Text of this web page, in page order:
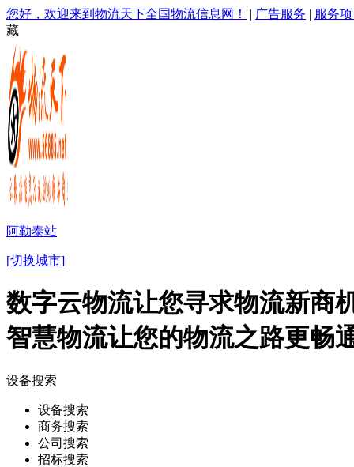
您好，欢迎来到物流天下全国物流信息网！ | 广告服务 | 服务
藏
阿勒泰站
[切换城市]
数字云物流让您寻求物流新商
智慧物流让您的物流之路更畅
设备搜索
设备搜索
商务搜索
公司搜索
招标搜索